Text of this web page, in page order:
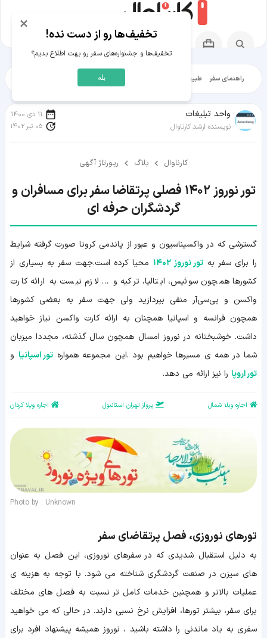
راهنمای سفر طبیعت‌گردی شهرگردی
واحد تبلیغات
نویسنده ارشد کارناوال
11 دی 1400
05 تیر 1402
کارناوال بلاگ رپورتاژ آگهی
تور نوروز ۱۴۰۲ فصلی پرتقاضا سفر برای مسافران و
گردشگران حرفه ای
گسترشی که در واکسیناسیون و عبور از پاندمی کرونا صورت گرفته شرایط
را برای سفر به تور نوروز ۱۴۰۲
محیا کرده است.جهت سفر به بسیاری از
کشور‌ها همچون سوئیس، ایتالیا، ترکیه و ... لازم نیست به ارائه کارت
واکسن و پی‌سی‌آر منفی بپردازید ولی جهت سفر به بعضی‌ کشور‌ها
همچون فرانسه و اسپانیا همچنان به ارائه کارت واکسن نیاز خواهید
داشت. خوشبختانه در نوروز امسال همچون سال گذشته، مجددا میزبان
شما در همه ی مسیر‌ها خواهیم بود .این مجموعه همواره تور اسپانیا و
تور اروپا را نیز ارائه می دهد.
اجاره ویلا شمال پرواز تهران استانبول اجاره ویلا کردان
Photo by : Unknown
تورهای نوروزی، فصل پرتقاضای سفر
به دلیل استقبال شدیدی که در سفر‌های نوروزی، این فصل به عنوان
های سیزن در صنعت گردشگری شناخته می شود. با توجه به هزینه ‌ی
عملیات بالاتر و همچنین خدمات کامل‌ تر نسبت به فصل های مختلف
برای سفر، بیشتر تورها، افزایش نرخ نسبی دارند. در حالی که می ‌خواهید
سفری به یاد ماندنی را داشته باشید ، نوروز همیشه پیشنهاد افرد برای
×
تخفیف‌ها رو از دست نده!
تخفیف‌ها و جشنواره‌های سفر رو بهت اطلاع بدیم؟
بله